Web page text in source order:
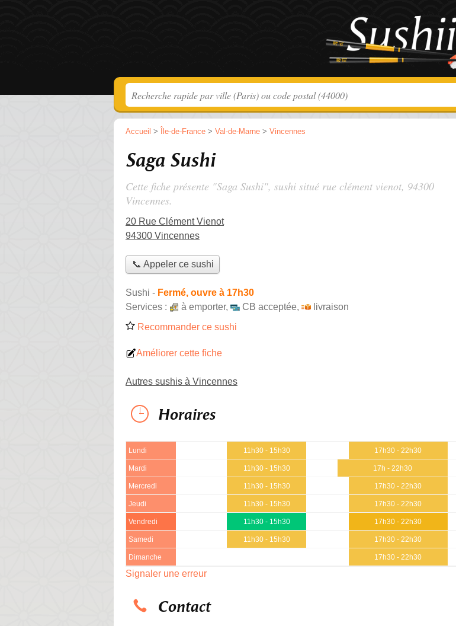
Accueil > Île-de-France > Val-de-Marne > Vincennes
Saga Sushi
Cette fiche présente "Saga Sushi", sushi situé rue clément vienot, 94300
Vincennes.
20 Rue Clément Vienot
94300 Vincennes
📞 Appeler ce sushi
Sushi - Fermé, ouvre à 17h30
Services :
à emporter, CB acceptée,
livraison
Recommander ce sushi
Améliorer cette fiche
Autres sushis à Vincennes
Horaires
Lundi 11h30 - 15h30 17h30 - 22h30
Mardi 11h30 - 15h30 17h - 22h30
Mercredi 11h30 - 15h30 17h30 - 22h30
Jeudi 11h30 - 15h30 17h30 - 22h30
Vendredi 11h30 - 15h30 17h30 - 22h30
Samedi 11h30 - 15h30 17h30 - 22h30
Dimanche 17h30 - 22h30
Signaler une erreur
Contact